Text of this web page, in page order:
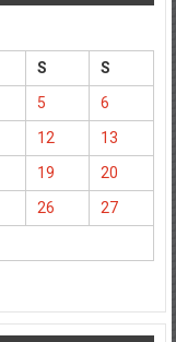
S
S
5
6
12
13
19
20
26
27